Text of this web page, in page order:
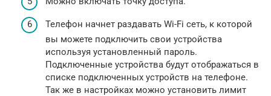
Телефон начнет раздавать Wi-Fi сеть, к которой
вы можете подключить свои устройства
используя установленный пароль.
Подключенные устройства будут отображаться в
списке подключенных устройств на телефоне.
Так же в настройках можно установить лимит